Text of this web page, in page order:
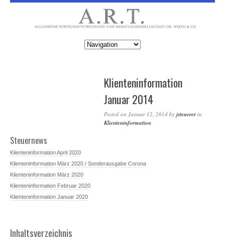
Klienteninformation
Januar 2014
Posted on Januar 12, 2014by jsteuererin
Klienteninformation
Steuernews
Klienteninformation April 2020
Klienteninformation März 2020 / Sonderausgabe Corona
Klienteninformation März 2020
Klienteninformation Februar 2020
Klienteninformation Januar 2020
Inhaltsverzeichnis